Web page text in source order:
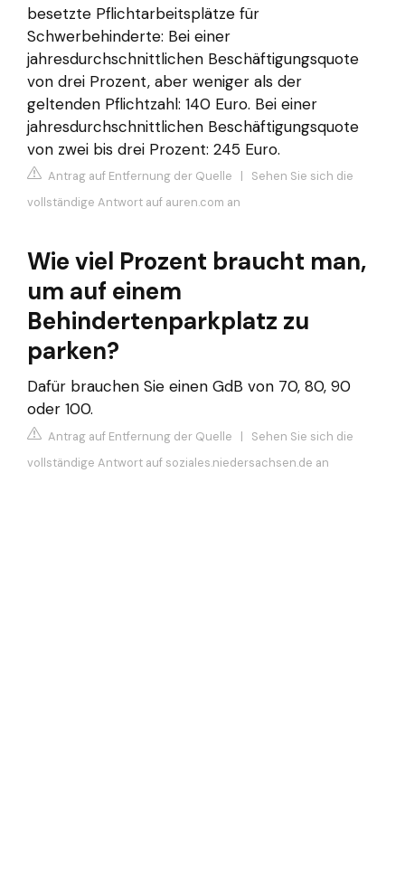
besetzte Pflichtarbeitsplätze für
Schwerbehinderte: Bei einer
jahresdurchschnittlichen Beschäftigungsquote
von drei Prozent, aber weniger als der
geltenden Pflichtzahl: 140 Euro. Bei einer
jahresdurchschnittlichen Beschäftigungsquote
von zwei bis drei Prozent: 245 Euro.
Antrag auf Entfernung der Quelle | Sehen Sie sich die
vollständige Antwort auf auren.com an
Wie viel Prozent braucht man,
um auf einem
Behindertenparkplatz zu
parken?
Dafür brauchen Sie einen GdB von 70, 80, 90
oder 100.
Antrag auf Entfernung der Quelle | Sehen Sie sich die
vollständige Antwort auf soziales.niedersachsen.de an